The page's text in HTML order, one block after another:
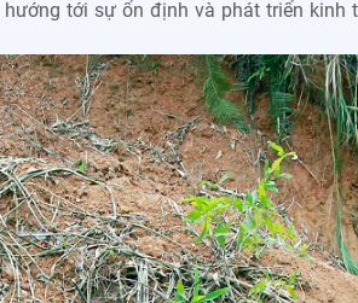
tới sự ổn định và phát triển